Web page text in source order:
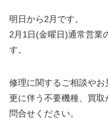
明日から2月です。
2月1日(金曜日)通常営業
す。
修理に関するご相談や
更に伴う不要機種、買
問合せください。